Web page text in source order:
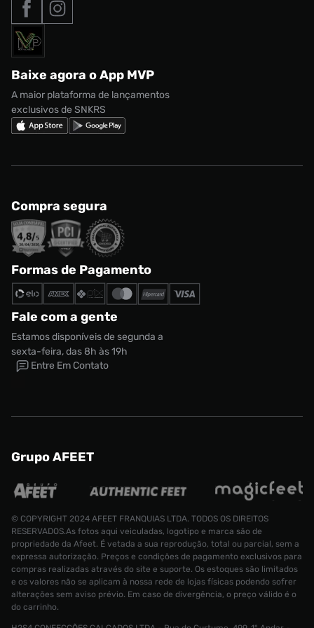
Roupas
Acessórios
Marcas
adidas Adi2000
adidas Campus
Nike Shox
Termos de uso
Política de privacidade
Regulamento CRM/ CASHBACK
Regulamento Cupom
Formas de Pagamento
Solicite seus dados
Baixe agora o App MVP
A maior plataforma de lançamentos
exclusivos de SNKRS
Compra segura
Formas de Pagamento
Fale com a gente
Estamos disponíveis de segunda a
sexta-feira, das 8h às 19h
Entre Em Contato
Grupo AFEET
© COPYRIGHT 2024 AFEET FRANQUIAS LTDA. TODOS OS DIREITOS
RESERVADOS.As fotos aqui veiculadas, logotipo e marca são de
propriedade da Afeet. É vetada a sua reprodução, total ou parcial, sem a
expressa autorização. Preços e condições de pagamento exclusivos para
compras realizadas através do site e suporte. Os estoques são limitados
e os valores não se aplicam à nossa rede de lojas físicas podendo sofrer
alterações sem aviso prévio. Em caso de divergência, o preço válido é o
do carrinho.